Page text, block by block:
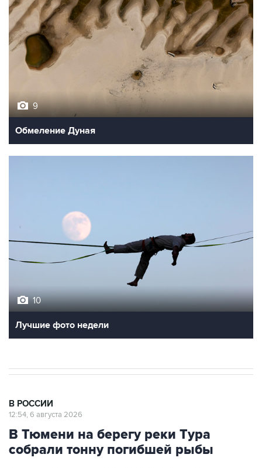
9
Обмеление Дуная
10
Лучшие фото недели
В РОССИИ
12:54, 6 августа 2026
В Тюмени на берегу реки Тура
собрали тонну погибшей рыбы